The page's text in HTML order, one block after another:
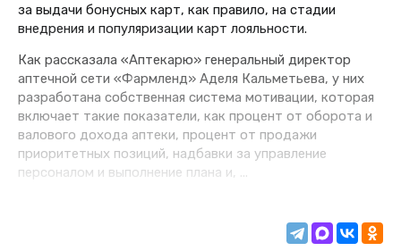
за выдачи бонусных карт, как правило, на стадии
внедрения и популяризации карт лояльности.
Как рассказала «Аптекарю» генеральный директор
аптечной сети «Фармленд» Аделя Кальметьева, у них
разработана собственная система мотивации, которая
включает такие показатели, как процент от оборота и
валового дохода аптеки, процент от продажи
приоритетных позиций, надбавки за управление
персоналом и выполнение плана и, ...